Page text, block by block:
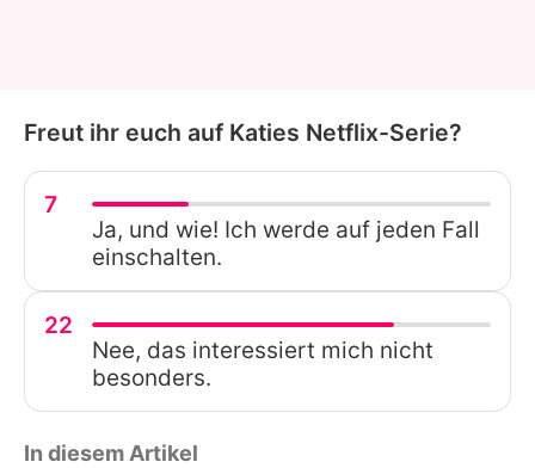
Freut ihr euch auf Katies Netflix-Serie?
7
Ja, und wie! Ich werde auf jeden Fall
einschalten.
22
Nee, das interessiert mich nicht
besonders.
In diesem Artikel